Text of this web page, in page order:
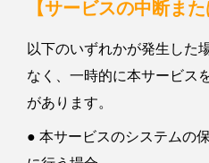
【サービスの中断ま
以下のいずれかが発生した
なく、一時的に本サービス
があります。
● 本サービスのシステムの